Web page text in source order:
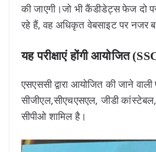
की जाएगी।जो भी कैंडीडेट्स फेज दो
रहे हैं, वह अधिकृत वेबसाइट पर नजर
यह परीक्षाएं होंगी आयोजित
एसएससी द्वारा आयोजित की जाने
सीजीएल,सीएचएसएल, जीडी
सीपीओ शामिल है।